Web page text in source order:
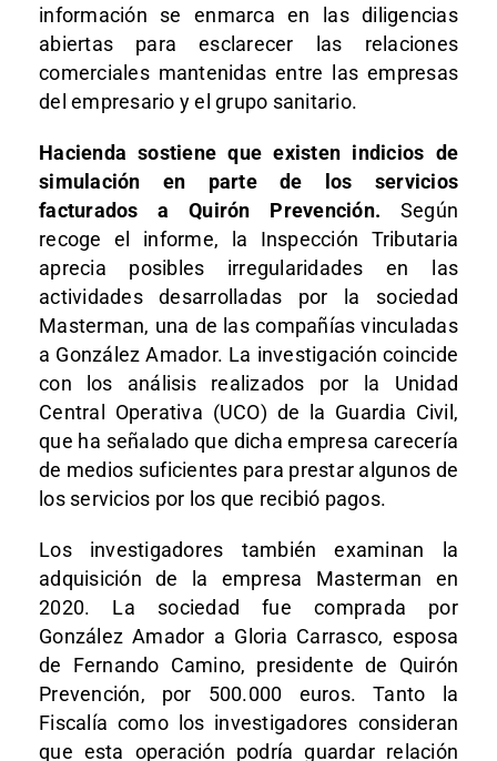
información se enmarca en las diligencias
abiertas para esclarecer las relaciones
comerciales mantenidas entre las empresas
del empresario y el grupo sanitario.
Hacienda sostiene que existen indicios de
simulación en parte de los servicios
facturados a Quirón Prevención. Según
recoge el informe, la Inspección Tributaria
aprecia posibles irregularidades en las
actividades desarrolladas por la sociedad
Masterman, una de las compañías vinculadas
a González Amador. La investigación coincide
con los análisis realizados por la Unidad
Central Operativa (UCO) de la Guardia Civil,
que ha señalado que dicha empresa carecería
de medios suficientes para prestar algunos de
los servicios por los que recibió pagos.
Los investigadores también examinan la
adquisición de la empresa Masterman en
2020. La sociedad fue comprada por
González Amador a Gloria Carrasco, esposa
de Fernando Camino, presidente de Quirón
Prevención, por 500.000 euros. Tanto la
Fiscalía como los investigadores consideran
que esta operación podría guardar relación